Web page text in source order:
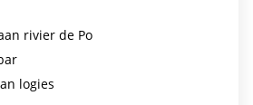
rivier de Po
logies